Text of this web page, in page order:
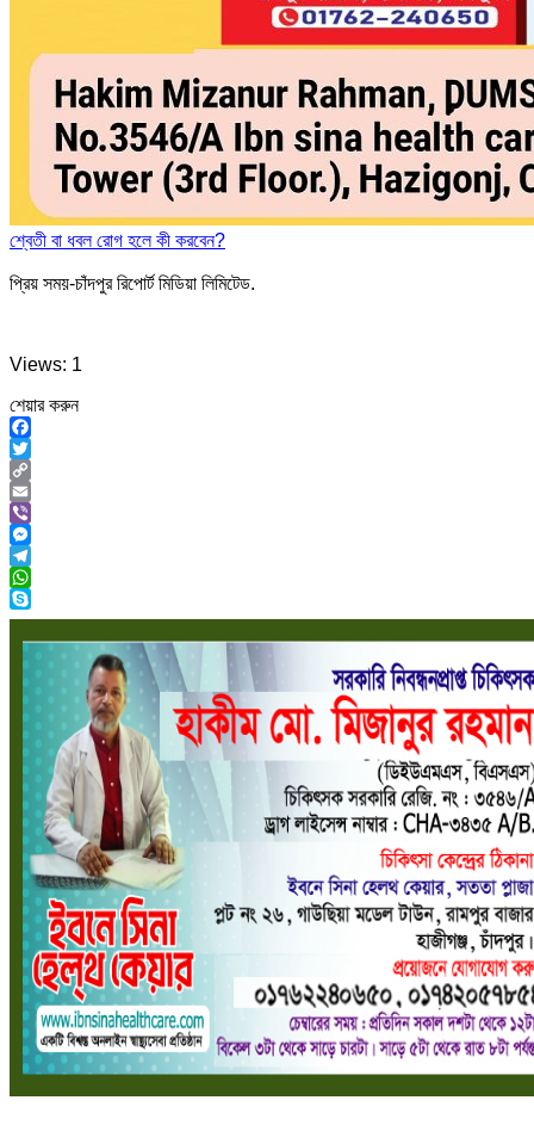
শ্বেতী বা ধবল রোগ হলে কী করবেন?
প্রিয় সময়-চাঁদপুর রিপোর্ট মিডিয়া লিমিটেড.
Views: 1
শেয়ার করুন
Facebook
Twitter
Copy
Link
Email
Viber
Messenger
Telegram
WhatsApp
Skype